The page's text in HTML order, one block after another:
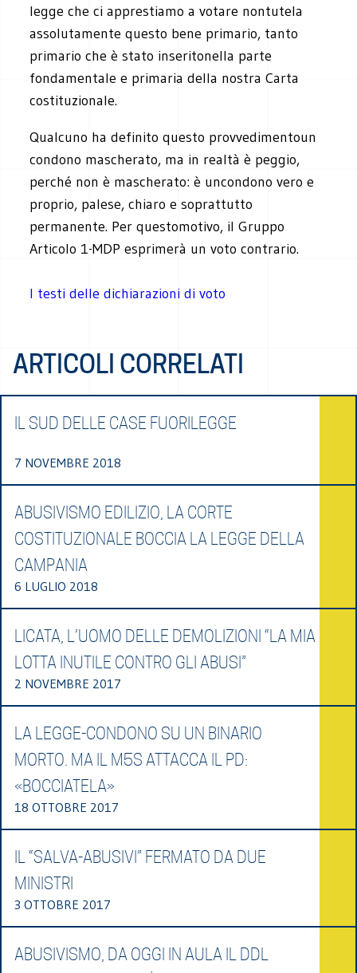
legge che ci apprestiamo a votare nontutela
assolutamente questo bene primario, tanto
primario che è stato inseritonella parte
fondamentale e primaria della nostra Carta
costituzionale.
Qualcuno ha definito questo provvedimentoun
condono mascherato, ma in realtà è peggio,
perché non è mascherato: è uncondono vero e
proprio, palese, chiaro e soprattutto
permanente. Per questomotivo, il Gruppo
Articolo 1-MDP esprimerà un voto contrario.
I testi delle dichiarazioni di voto
ARTICOLI CORRELATI
IL SUD DELLE CASE FUORILEGGE
7 NOVEMBRE 2018
ABUSIVISMO EDILIZIO, LA CORTE
COSTITUZIONALE BOCCIA LA LEGGE DELLA
CAMPANIA
6 LUGLIO 2018
LICATA, L’UOMO DELLE DEMOLIZIONI “LA MIA
LOTTA INUTILE CONTRO GLI ABUSI”
2 NOVEMBRE 2017
LA LEGGE-CONDONO SU UN BINARIO
MORTO. MA IL M5S ATTACCA IL PD:
«BOCCIATELA»
18 OTTOBRE 2017
IL “SALVA-ABUSIVI” FERMATO DA DUE
MINISTRI
3 OTTOBRE 2017
ABUSIVISMO, DA OGGI IN AULA IL DDL